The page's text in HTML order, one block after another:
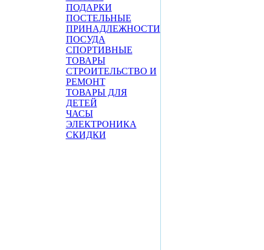
ПОДАРКИ
ПОСТЕЛЬНЫЕ
ПРИНАДЛЕЖНОСТИ
ПОСУДА
СПОРТИВНЫЕ
ТОВАРЫ
СТРОИТЕЛЬСТВО И
РЕМОНТ
ТОВАРЫ ДЛЯ
ДЕТЕЙ
ЧАСЫ
ЭЛЕКТРОНИКА
СКИДКИ